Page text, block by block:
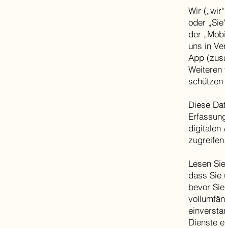
Wir
oder
der
uns in
App
Diese
digitalen
zugreifen.
Lesen
dass Sie
bevor
Dienste